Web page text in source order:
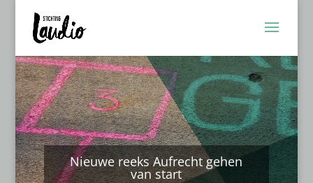
Nieuwe reeks Aufrecht gehen
van start